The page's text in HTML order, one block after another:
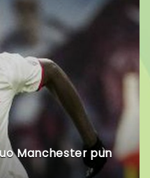
Manchester pun